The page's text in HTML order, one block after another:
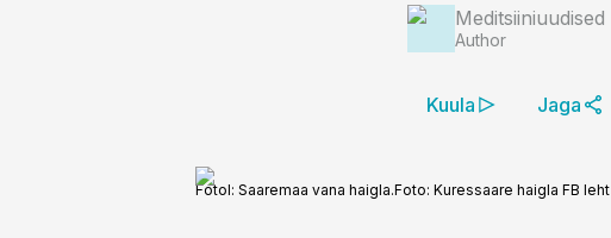
Meditsiiniuudised
Author
Kuula Jaga
Fotol: Saaremaa vana haigla.Foto: Kuressaare haigla FB leht